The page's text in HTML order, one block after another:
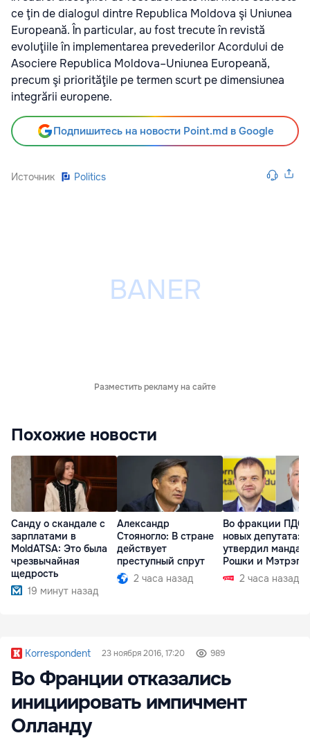
ce ţin de dialogul dintre Republica Moldova şi Uniunea
Europeană. În particular, au fost trecute în revistă
evoluţiile în implementarea prevederilor Acordului de
Asociere Republica Moldova–Uniunea Europeană,
precum şi priorităţile pe termen scurt pe dimensiunea
integrării europene.
Подпишитесь на новости Point.md в Google
Источник Politics
Разместить рекламу на сайте
Похожие новости
Санду о скандале с
зарплатами в
MoldATSA: Это была
чрезвычайная
щедрость
19 минут назад
Александр
Стояногло: В стране
действует
преступный спрут
2 часа назад
Во фракции ПДС
новых депутата:
утвердил
Рошки и
2 часа назад
Korrespondent 23 ноября 2016, 17:20 989
Во Франции отказались
инициировать импичмент
Олланду